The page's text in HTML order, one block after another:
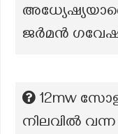
ജർമൻ
12mw
നിലവിൽ